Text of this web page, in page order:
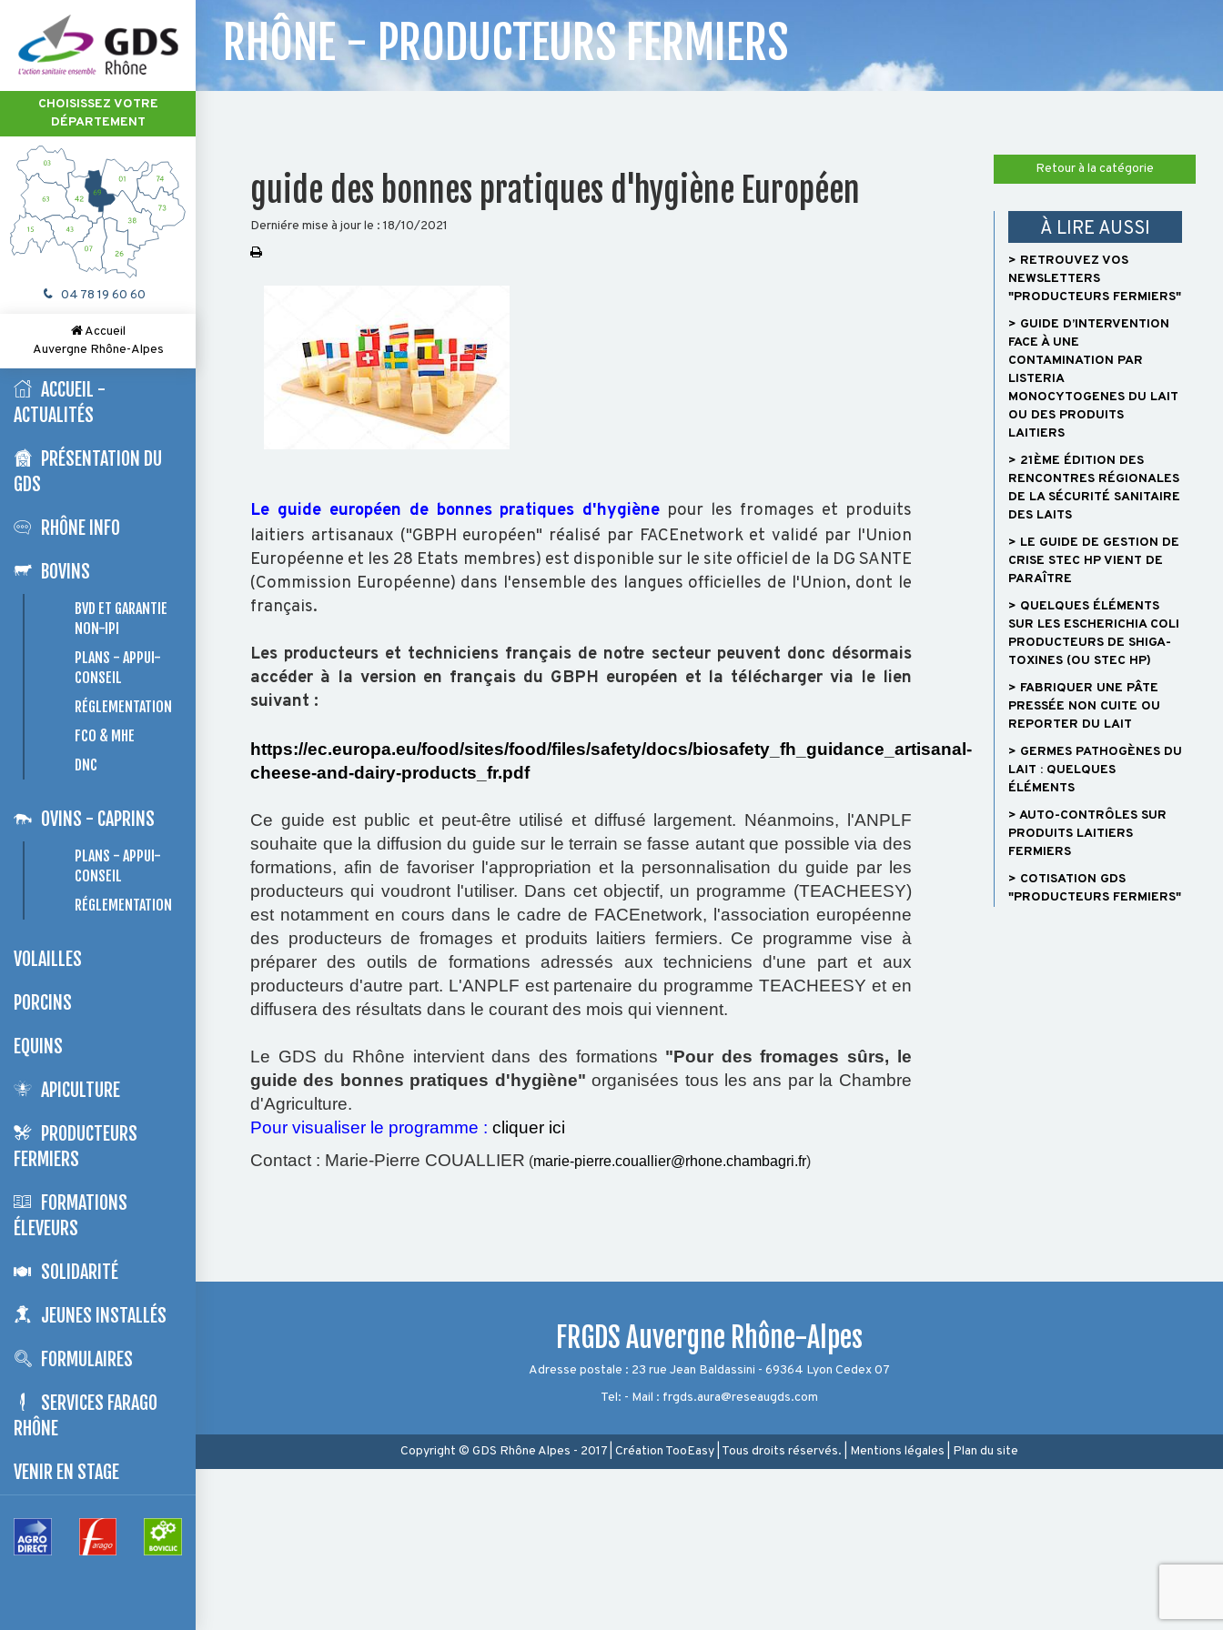
CHOISISSEZ VOTRE
DÉPARTEMENT
04 78 19 60 60
Accueil
Auvergne Rhône-Alpes
ACCUEIL -
ACTUALITÉS
PRÉSENTATION DU
GDS
RHÔNE INFO
BOVINS
BVD ET GARANTIE
NON-IPI
PLANS - APPUI-
CONSEIL
RÉGLEMENTATION
FCO & MHE
DNC
OVINS - CAPRINS
PLANS - APPUI-
CONSEIL
RÉGLEMENTATION
VOLAILLES
PORCINS
EQUINS
APICULTURE
PRODUCTEURS
FERMIERS
FORMATIONS
ÉLEVEURS
SOLIDARITÉ
JEUNES INSTALLÉS
FORMULAIRES
SERVICES FARAGO
RHÔNE
VENIR EN STAGE
RHÔNE - PRODUCTEURS FERMIERS
guide des bonnes pratiques d'hygiène Européen
Derniére mise à jour le :18/10/2021
Le guide européen de bonnes pratiques d'hygiène pour les fromages et produits
laitiers artisanaux ("GBPH européen" réalisé par FACEnetwork et validé par l'Union
Européenne et les 28 Etats membres) est disponible sur le site officiel de la DG SANTE
(Commission Européenne) dans l'ensemble des langues officielles de l'Union, dont le
français.
Les producteurs et techniciens français de notre secteur peuvent donc désormais
accéder à la version en français du GBPH européen et la télécharger via le lien
suivant :
https://ec.europa.eu/food/sites/food/files/safety/docs/biosafety_fh_guidance_artisanal-
cheese-and-dairy-products_fr.pdf
Ce guide est public et peut-être utilisé et diffusé largement. Néanmoins, l'ANPLF
souhaite que la diffusion du guide sur le terrain se fasse autant que possible via des
formations, afin de favoriser l'appropriation et la personnalisation du guide par les
producteurs qui voudront l'utiliser. Dans cet objectif, un programme (TEACHEESY)
est notamment en cours dans le cadre de FACEnetwork, l'association européenne
des producteurs de fromages et produits laitiers fermiers. Ce programme vise à
préparer des outils de formations adressés aux techniciens d'une part et aux
producteurs d'autre part. L'ANPLF est partenaire du programme TEACHEESY et en
diffusera des résultats dans le courant des mois qui viennent.
Le GDS du Rhône intervient dans des formations "Pour des fromages sûrs, le
guide des bonnes pratiques d'hygiène" organisées tous les ans par la Chambre
d'Agriculture.
Pour visualiser le programme :cliquer ici
Contact : Marie-Pierre COUALLIER (marie-pierre.couallier@rhone.chambagri.fr)
Retour à la catégorie
À LIRE AUSSI
> RETROUVEZ VOS
NEWSLETTERS
"PRODUCTEURS FERMIERS"
> GUIDE D’INTERVENTION
FACE À UNE
CONTAMINATION PAR
LISTERIA
MONOCYTOGENES DU LAIT
OU DES PRODUITS
LAITIERS
> 21ÈME ÉDITION DES
RENCONTRES RÉGIONALES
DE LA SÉCURITÉ SANITAIRE
DES LAITS
> LE GUIDE DE GESTION DE
CRISE STEC HP VIENT DE
PARAÎTRE
> QUELQUES ÉLÉMENTS
SUR LES ESCHERICHIA COLI
PRODUCTEURS DE SHIGA-
TOXINES (OU STEC HP)
> FABRIQUER UNE PÂTE
PRESSÉE NON CUITE OU
REPORTER DU LAIT
> GERMES PATHOGÈNES DU
LAIT : QUELQUES
ÉLÉMENTS
> AUTO-CONTRÔLES SUR
PRODUITS LAITIERS
FERMIERS
> COTISATION GDS
"PRODUCTEURS FERMIERS"
FRGDS Auvergne Rhône-Alpes
Adresse postale : 23 rue Jean Baldassini - 69364 Lyon Cedex 07
Tel: - Mail : frgds.aura@reseaugds.com
Copyright © GDS Rhône Alpes - 2017 Création TooEasy Tous droits réservés. Mentions légales Plan du site